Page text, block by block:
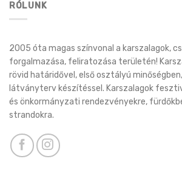
RÓLUNK
2005 óta magas színvonal a karszalagok,
forgalmazása, feliratozása területén!
rövid határidővel, első osztályú
látványterv készítéssel. Karszalagok
és önkormányzati rendezvényekre,
strandokra.